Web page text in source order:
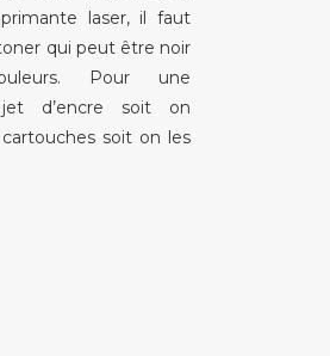
laser, il faut
qui peut être noir
Pour une
d’encre soit on
soit on les